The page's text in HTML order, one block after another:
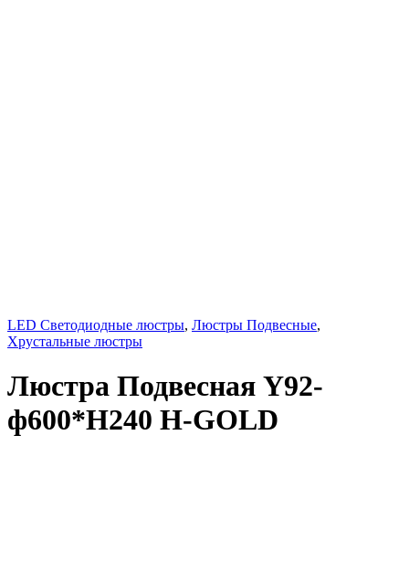
LED Светодиодные люстры, Люстры Подвесные,
Хрустальные люстры
Люстра Подвесная Y92-
ф600*H240 H-GOLD